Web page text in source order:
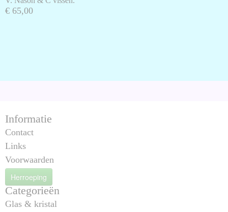
€ 65,00
Informatie
Contact
Links
Voorwaarden
Herroeping
Categorieën
Glas & kristal